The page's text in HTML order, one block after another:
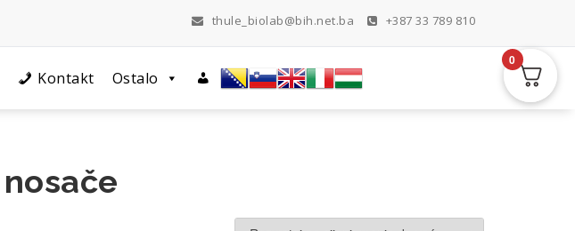
thule_biolab@bih.net.ba +387 33 789 810
Kontakt Ostalo
0